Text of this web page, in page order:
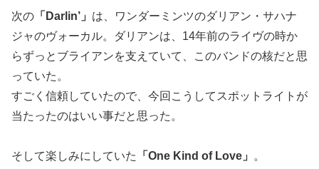
次の 「Darlin’」 は、ワンダーミンツのダリアン・サハナ
ジャのヴォーカル。ダリアンは、14年前のライヴの時か
らずっとブライアンを支えていて、このバンドの核だと思
っていた。
すごく信頼していたので、今回こうしてスポットライトが
当たったのはいい事だと思った。
そして楽しみにしていた 「One Kind of Love」
。